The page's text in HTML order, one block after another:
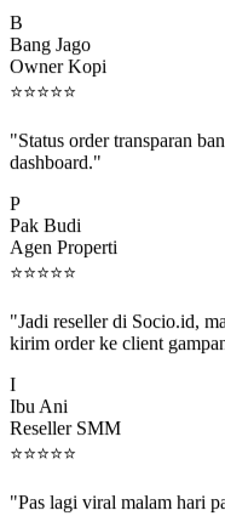
Bang Jago
Owner Kopi
⭐⭐⭐⭐⭐
dashboard."
Pak Budi
Agen Properti
⭐⭐⭐⭐⭐
kirim order ke client
Ibu Ani
Reseller SMM
⭐⭐⭐⭐⭐
rejeki gak kelewat."